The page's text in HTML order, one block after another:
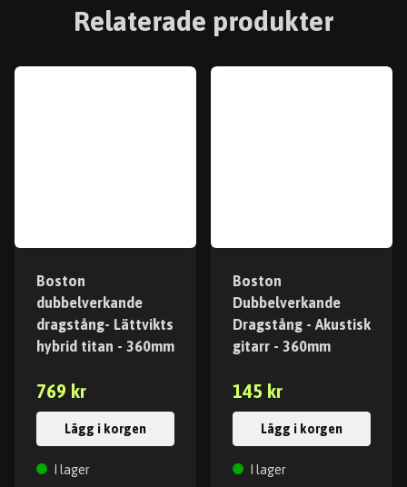
Relaterade produkter
Boston
dubbelverkande
dragstång- Lättvikts
hybrid titan - 360mm
769 kr
Lägg i korgen
I lager
Boston
Dubbelverkande
Dragstång - Akustisk
gitarr - 360mm
145 kr
Lägg i korgen
I lager